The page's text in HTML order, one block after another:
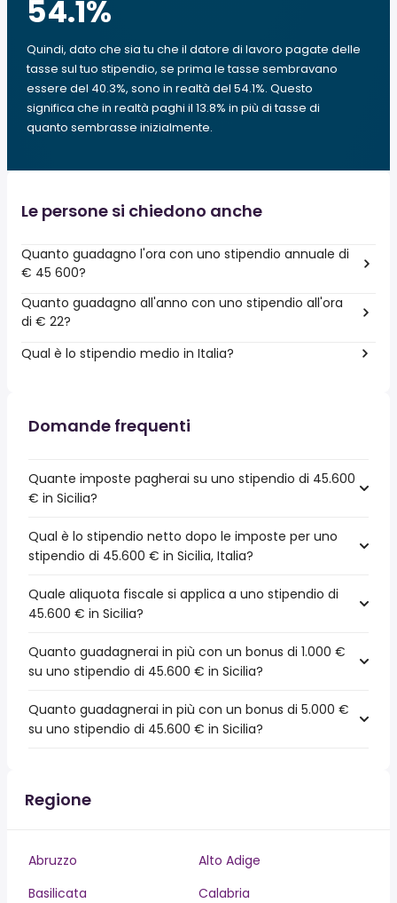
54.1%
Quindi, dato che sia tu che il datore di lavoro pagate delle
tasse sul tuo stipendio, se prima le tasse sembravano
essere del 40.3%, sono in realtà del 54.1%. Questo
significa che in realtà paghi il 13.8% in più di tasse di
quanto sembrasse inizialmente.
Le persone si chiedono anche
Quanto guadagno l'ora con uno stipendio annuale di
€ 45 600?
Quanto guadagno all'anno con uno stipendio all'ora
di € 22?
Qual è lo stipendio medio in Italia?
Domande frequenti
Quante imposte pagherai su uno stipendio di 45.600
€ in Sicilia?
Qual è lo stipendio netto dopo le imposte per uno
stipendio di 45.600 € in Sicilia, Italia?
Quale aliquota fiscale si applica a uno stipendio di
45.600 € in Sicilia?
Quanto guadagnerai in più con un bonus di 1.000 €
su uno stipendio di 45.600 € in Sicilia?
Quanto guadagnerai in più con un bonus di 5.000 €
su uno stipendio di 45.600 € in Sicilia?
Regione
Abruzzo
Alto Adige
Basilicata
Calabria